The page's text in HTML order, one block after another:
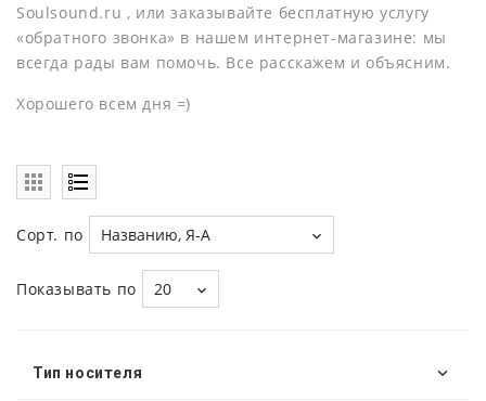
Soulsound.ru , или заказывайте бесплатную услугу
«обратного звонка» в нашем интернет-магазине: мы
всегда рады вам помочь. Все расскажем и объясним.
Хорошего всем дня =)
Сорт. по Названию, Я-А
Показывать по 20
Тип носителя